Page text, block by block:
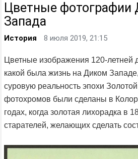
Цветные фотографии
Запада
История 8 июля 2019, 21:15
Цветные изображения 120-летней
какой была жизнь на Диком
суровую реальность эпохи
фотохромов были сделаны в
годах, когда золотая лихорадка в
старателей, желающих сделать